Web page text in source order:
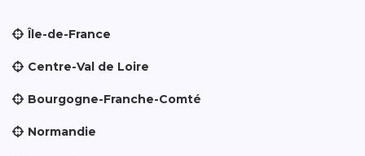
Île-de-France
Centre-Val de Loire
Bourgogne-Franche-Comté
Normandie